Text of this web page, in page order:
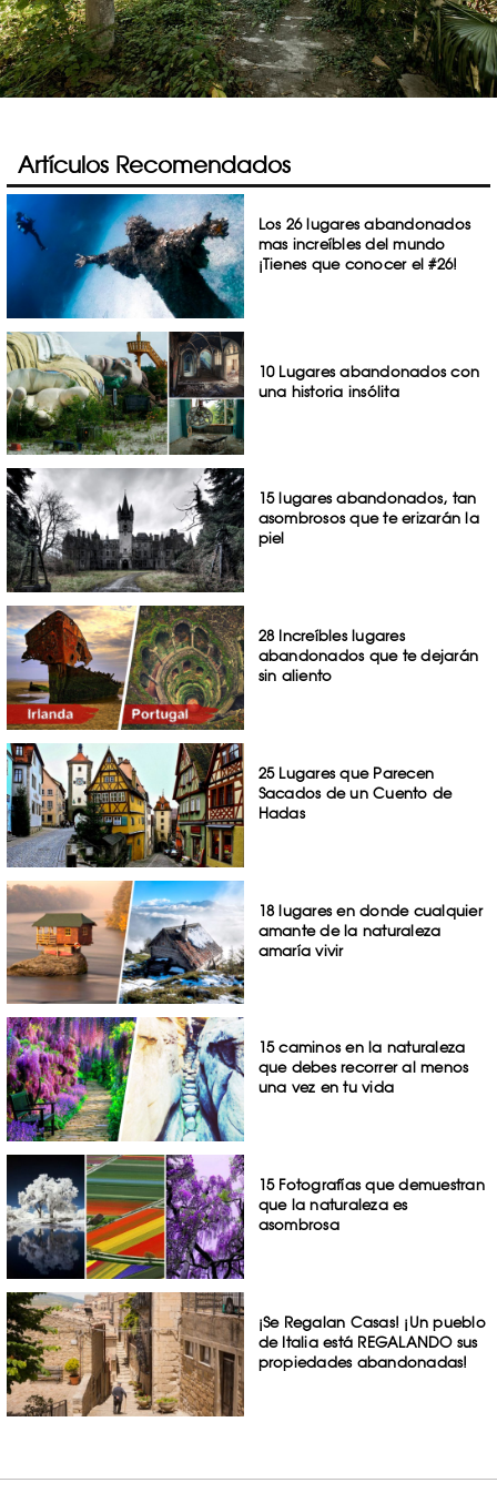
Artículos Recomendados
Los 26 lugares abandonados
mas increíbles del mundo
¡Tienes que conocer el #26!
10 Lugares abandonados con
una historia insólita
15 lugares abandonados, tan
asombrosos que te erizarán la
piel
28 Increíbles lugares
abandonados que te dejarán
sin aliento
25 Lugares que Parecen
Sacados de un Cuento de
Hadas
18 lugares en donde cualquier
amante de la naturaleza
amaría vivir
15 caminos en la naturaleza
que debes recorrer al menos
una vez en tu vida
15 Fotografías que demuestran
que la naturaleza es
asombrosa
¡Se Regalan Casas! ¡Un pueblo
de Italia está REGALANDO sus
propiedades abandonadas!